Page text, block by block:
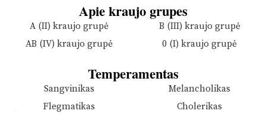
Apie kraujo grupes
A (II) kraujo grupė
B (III) kraujo grupė
AB (IV) kraujo grupė
0 (I) kraujo grupė
Temperamentas
Sangvinikas
Melancholikas
Flegmatikas
Cholerikas